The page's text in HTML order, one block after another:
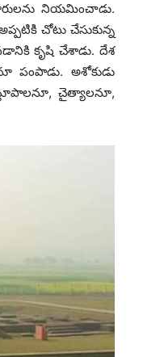
నియమించాడు.
చోటు చేసుకున్న
కృషి చేశాడు. దేశ
పంపాడు. అశోకుడు
చైత్యాలనూ,